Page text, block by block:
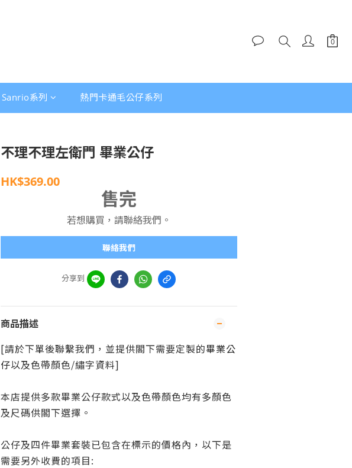
Sanrio系列 熱門卡通毛公仔系列
不理不理左衛門 畢業公仔
HK$369.00
售完
若想購買，請聯絡我們。
聯絡我們
分享到
商品描述
[請於下單後聯繫我們，並提供閣下需要定製的畢業公
仔以及色帶顏色/繡字資料]
本店提供多款畢業公仔款式以及色帶顏色均有多顏色
及尺碼供閣下選擇。
公仔及四件畢業套裝已包含在標示的價格內，以下是
需要另外收費的項目: